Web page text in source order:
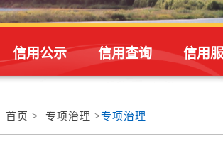
信用公示 信用查询 信用
首页 > 专项治理 >专项治理